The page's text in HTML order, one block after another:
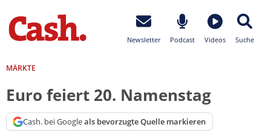
Newsletter Podcast Videos Suche
MÄRKTE
Euro feiert 20. Namenstag
Cash. bei Googleals bevorzugte Quelle markieren